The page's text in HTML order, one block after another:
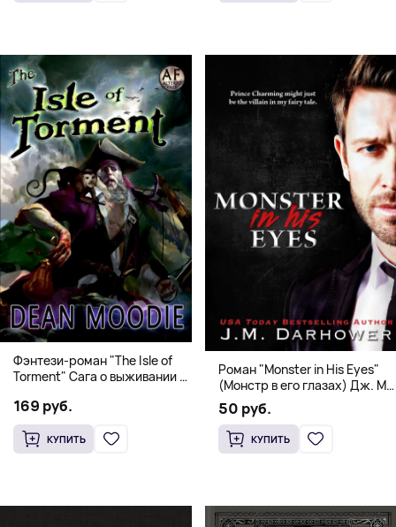
Фэнтези-роман "The Isle of
Torment" Сага о выживании и
169 руб.
КУПИТЬ
Роман "Monster in His Eyes"
(Монстр в его глазах) Дж. М.
Дарховер | Mafia Romance
18+
50 руб.
КУПИТЬ